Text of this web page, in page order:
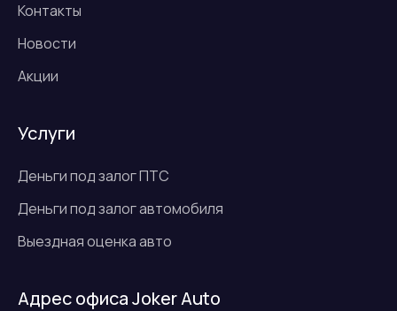
Контакты
Новости
Акции
Услуги
Деньги под залог ПТС
Деньги под залог автомобиля
Выездная оценка авто
Адрес офиса Joker Auto